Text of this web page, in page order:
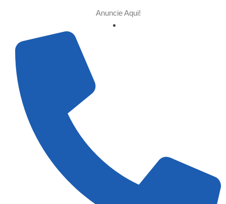
Anuncie Aqui!